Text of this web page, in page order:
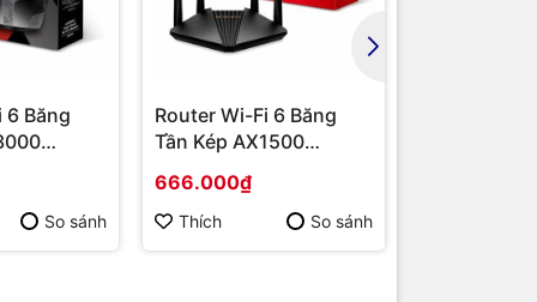
6 Băng
chính
So sánh
Router Wi-Fi 6 Băng
Tần Kép AX1500
hãng
666.000₫
Thích So sánh